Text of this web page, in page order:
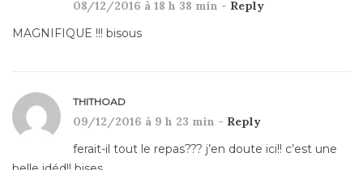
08/12/2016 à 18 h 38 min - Reply
MAGNIFIQUE !!! bisous
THITHOAD
09/12/2016 à 9 h 23 min - Reply
ferait-il tout le repas??? j’en doute ici!! c’est une